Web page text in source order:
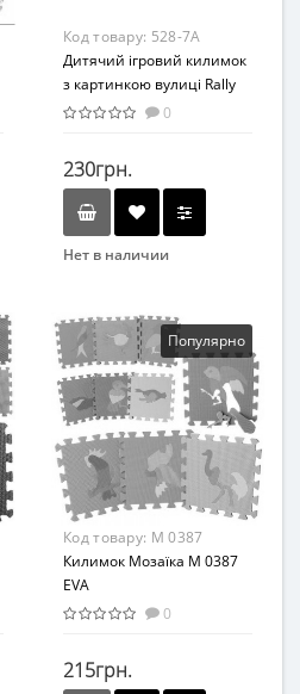
Код товару: 528-7A
Дитячий ігровий килимок
з картинкою вулиці Rally
528-7A (1498538), 3
0
230грн.
Нет в наличии
Возраст
От 3-х лет
Возрастная группа
От 3 лет
Материал
Текстиль
Популярно
Код товару: M 0387
Килимок Мозаїка M 0387
EVA
0
215грн.